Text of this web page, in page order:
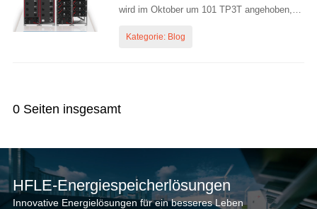
wird im Oktober um 101 TP3T angehoben,
zu Beginn der Winterheizsaison höhere
gemäß...
Kategorie: Blog
0 Seiten insgesamt
HFLE-Energiespeicherlösungen
Innovative Energielösungen für ein besseres Leben